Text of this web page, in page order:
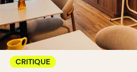
CRITIQUE